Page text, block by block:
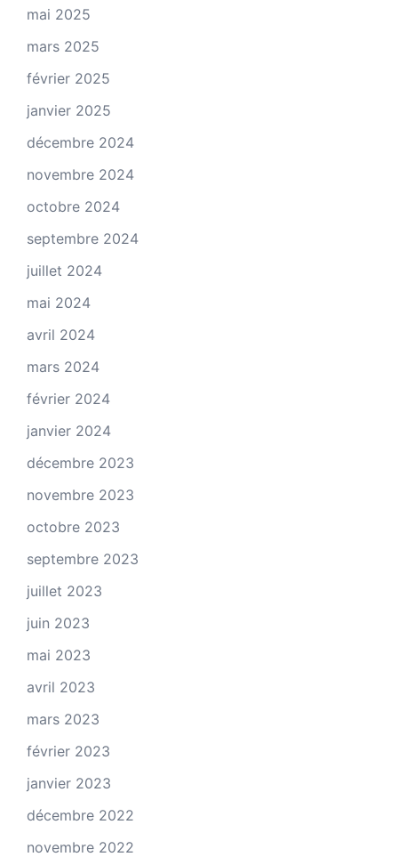
mai 2025
mars 2025
février 2025
janvier 2025
décembre 2024
novembre 2024
octobre 2024
septembre 2024
juillet 2024
mai 2024
avril 2024
mars 2024
février 2024
janvier 2024
décembre 2023
novembre 2023
octobre 2023
septembre 2023
juillet 2023
juin 2023
mai 2023
avril 2023
mars 2023
février 2023
janvier 2023
décembre 2022
novembre 2022